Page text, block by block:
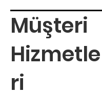
Müşteri
Hizmetle
ri